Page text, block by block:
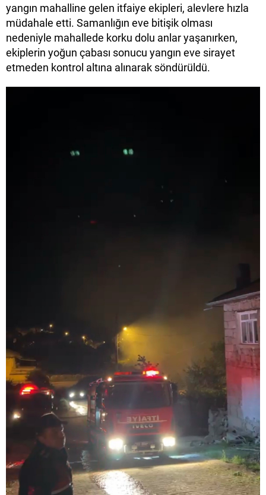
yangın mahalline gelen itfaiye ekipleri, alevlere hızla
müdahale etti. Samanlığın eve bitişik olması
nedeniyle mahallede korku dolu anlar yaşanırken,
ekiplerin yoğun çabası sonucu yangın eve sirayet
etmeden kontrol altına alınarak söndürüldü.